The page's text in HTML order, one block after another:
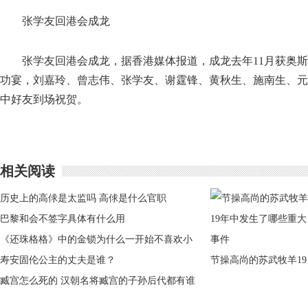
张学友回港会成龙
张学友回港会成龙，据香港媒体报道，成龙去年11月获奥
功宴，刘嘉玲、曾志伟、张学友、谢霆锋、黄秋生、施南生、
中好友到场祝贺。
相关阅读
历史上的高俅是太监吗 高俅是什么官职
巴黎和会不签字具体有什么用
《还珠格格》中的金锁为什么一开始不喜欢小
燕子
寿安固伦公主的丈夫是谁？
臧宫怎么死的 汉朝名将臧宫的子孙后代都有谁
节操高尚的苏武牧羊19